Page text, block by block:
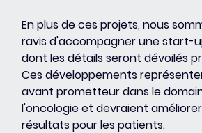
En plus de ces projets, nous
ravis d'accompagner une start-
dont les détails seront dévoilés
Ces développements
avant prometteur dans le
l'oncologie et devraient
résultats pour les patients.